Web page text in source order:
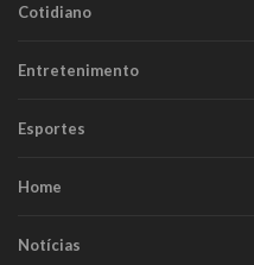
Cotidiano
Entretenimento
Esportes
Home
Notícias